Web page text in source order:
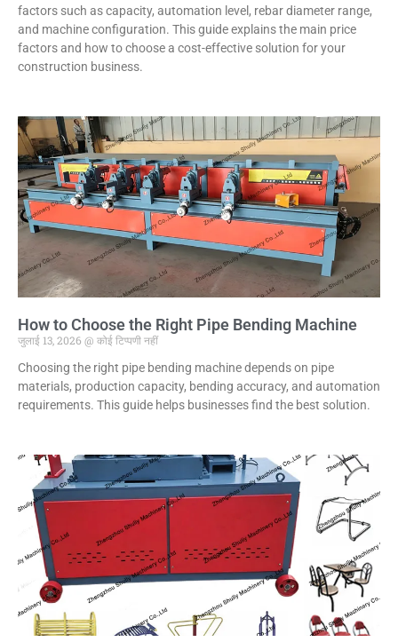
factors such as capacity, automation level, rebar diameter range,
and machine configuration. This guide explains the main price
factors and how to choose a cost-effective solution for your
construction business.
How to Choose the Right Pipe Bending Machine
जुलाई 13, 2026
कोई टिप्पणी नहीं
Choosing the right pipe bending machine depends on pipe
materials, production capacity, bending accuracy, and automation
requirements. This guide helps businesses find the best solution.